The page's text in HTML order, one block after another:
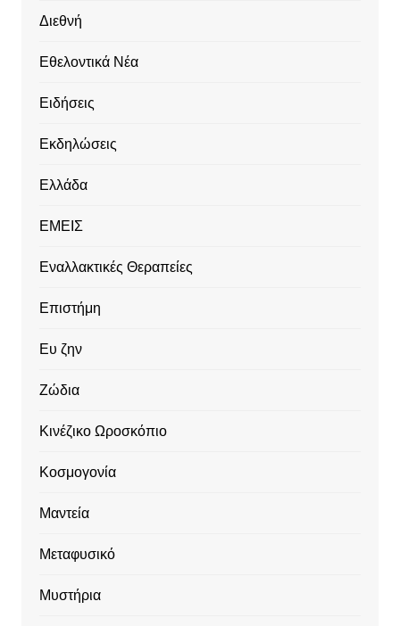
Διεθνή
Εθελοντικά Νέα
Ειδήσεις
Εκδηλώσεις
Ελλάδα
ΕΜΕΙΣ
Εναλλακτικές Θεραπείες
Επιστήμη
Ευ ζην
Ζώδια
Κινέζικο Ωροσκόπιο
Κοσμογονία
Μαντεία
Μεταφυσικό
Μυστήρια